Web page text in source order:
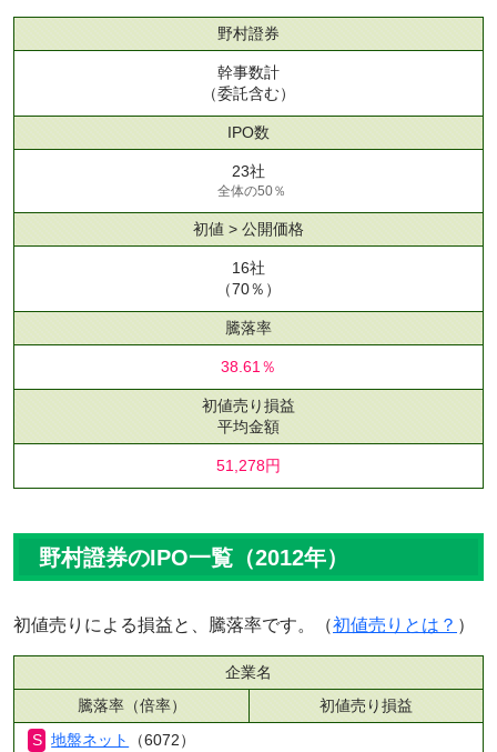
野村證券
幹事数計
（委託含む）
IPO数
23社
全体の50％
初値 > 公開価格
16社
（70％）
騰落率
38.61％
初値売り損益
平均金額
51,278円
野村證券のIPO一覧（2012年）
初値売りによる損益と、騰落率です。（初値売りとは？ ）
企業名
騰落率（倍率）
初値売り損益
地盤ネット
（6072）